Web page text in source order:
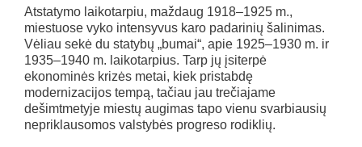
Atstatymo laikotarpiu, maždaug 1918–1925 m.,
miestuose vyko intensyvus karo padarinių šalinimas.
Vėliau sekė du statybų „bumai“, apie 1925–1930 m. ir
1935–1940 m. laikotarpius. Tarp jų įsiterpė
ekonominės krizės metai, kiek pristabdę
modernizacijos tempą, tačiau jau trečiajame
dešimtmetyje miestų augimas tapo vienu svarbiausių
nepriklausomos valstybės progreso rodiklių.